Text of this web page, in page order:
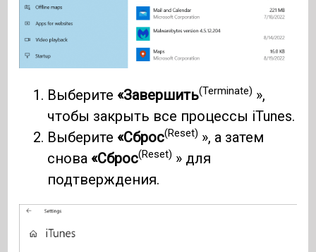
Выберите «Завершить(Terminate) »,
чтобы закрыть все процессы iTunes.
Выберите «Сброс(Reset) », а затем
снова «Сброс(Reset) » для
подтверждения.